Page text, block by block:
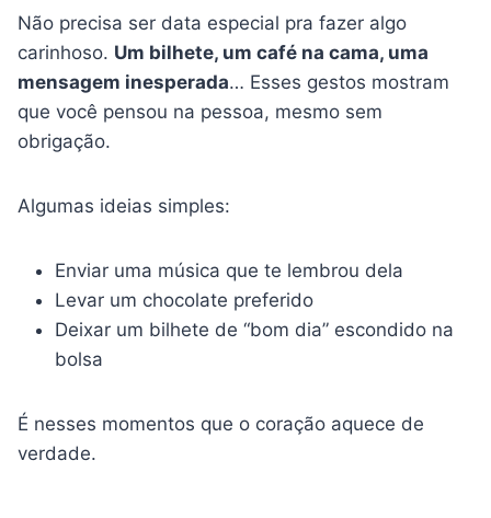
Não precisa ser data especial pra fazer algo
carinhoso. Um bilhete, um café na cama, uma
mensagem inesperada… Esses gestos mostram
que você pensou na pessoa, mesmo sem
obrigação.
Algumas ideias simples:
Enviar uma música que te lembrou dela
Levar um chocolate preferido
Deixar um bilhete de “bom dia” escondido na
bolsa
É nesses momentos que o coração aquece de
verdade.